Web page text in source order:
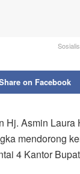
on Facebook
Hj. Asmin
mendorong
4 Kantor